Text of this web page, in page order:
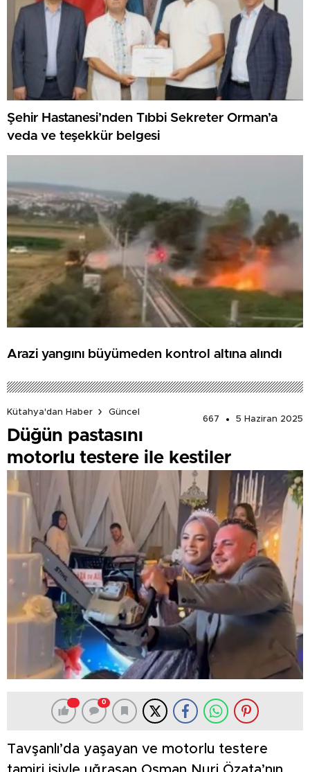
Şehir Hastanesi’nden Tıbbi Sekreter Orman’a
veda ve teşekkür belgesi
Arazi yangını büyümeden kontrol altına alındı
Kütahya'dan Haber
Güncel
667
5 Haziran 2025
Düğün pastasını
motorlu testere ile kestiler
0
Tavşanlı’da yaşayan ve motorlu testere